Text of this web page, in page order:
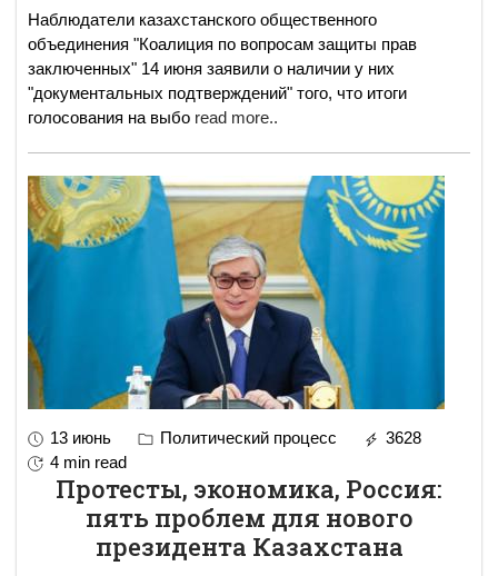
Наблюдатели казахстанского общественного
объединения "Коалиция по вопросам защиты прав
заключенных" 14 июня заявили о наличии у них
"документальных подтверждений" того, что итоги
голосования на выбо read more..
13 июнь Политический процесс
3628
4 min read
Протесты, экономика, Россия:
пять проблем для нового
президента Казахстана